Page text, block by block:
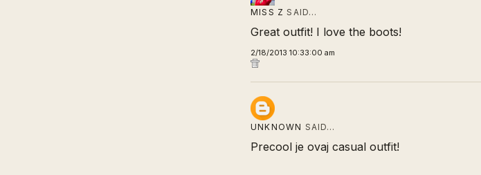
MISS Z SAID…
Great outfit! I love the boots!
2/18/2013 10:33:00 am
UNKNOWN SAID…
Precool je ovaj casual outfit!